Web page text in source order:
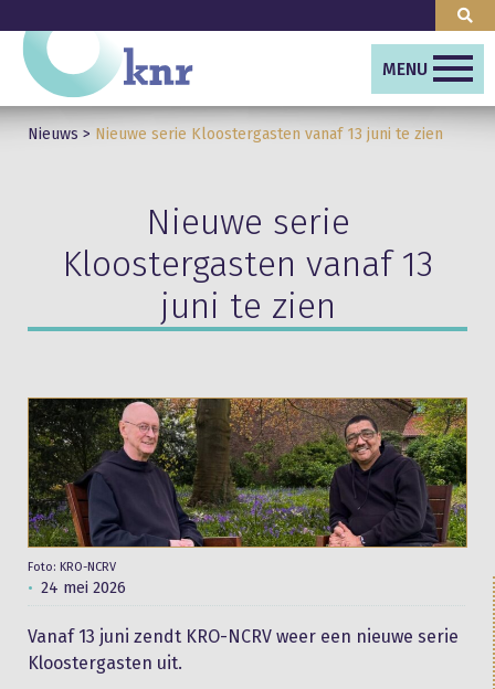
MENU
Nieuws > Nieuwe serie Kloostergasten vanaf 13 juni te zien
Nieuwe serie
Kloostergasten vanaf 13
juni te zien
Foto: KRO-NCRV
24 mei 2026
Vanaf 13 juni zendt KRO-NCRV weer een nieuwe serie
Kloostergasten uit.